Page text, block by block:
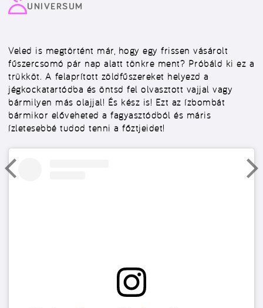
UNIVERSUM
Veled is megtörtént már, hogy egy frissen vásárolt
fűszercsomó pár nap alatt tönkre ment? Próbáld ki ez a
trükköt. A felaprított zöldfűszereket helyezd a
jégkockatartódba és öntsd fel olvasztott vajjal vagy
bármilyen más olajjal! És kész is! Ezt az ízbombát
bármikor előveheted a fagyasztódból és máris
ízletesebbé tudod tenni a főztjeidet!